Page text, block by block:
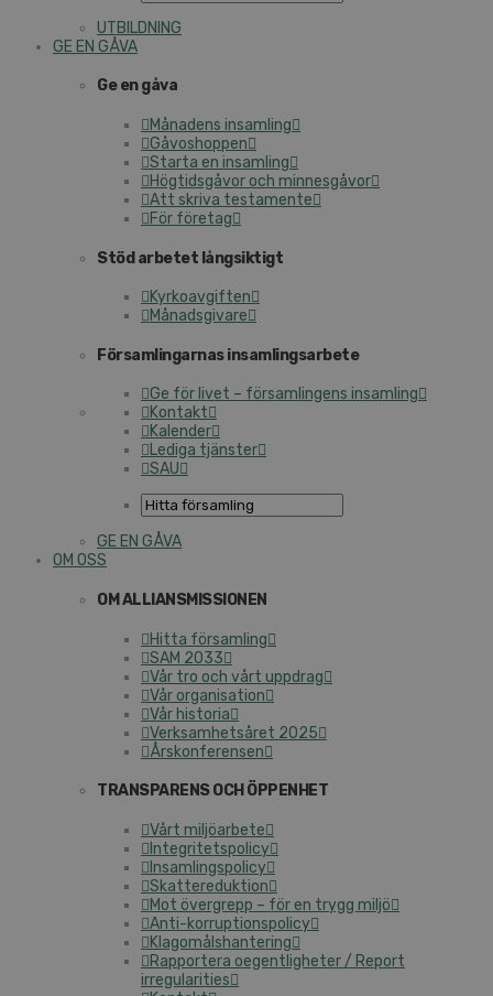
UTBILDNING
GE EN GÅVA
Ge en gåva
Månadens insamling
Gåvoshoppen
Starta en insamling
Högtidsgåvor och minnesgåvor
Att skriva testamente
För företag
Stöd arbetet långsiktigt
Kyrkoavgiften
Månadsgivare
Församlingarnas insamlingsarbete
Ge för livet – församlingens insamling
Kontakt
Kalender
Lediga tjänster
SAU
GE EN GÅVA
OM OSS
OM ALLIANSMISSIONEN
Hitta församling
SAM 2033
Vår tro och vårt uppdrag
Vår organisation
Vår historia
Verksamhetsåret 2025
Årskonferensen
TRANSPARENS OCH ÖPPENHET
Vårt miljöarbete
Integritetspolicy
Insamlingspolicy
Skattereduktion
Mot övergrepp – för en trygg miljö
Anti-korruptionspolicy
Klagomålshantering
Rapportera oegentligheter / Report
irregularities